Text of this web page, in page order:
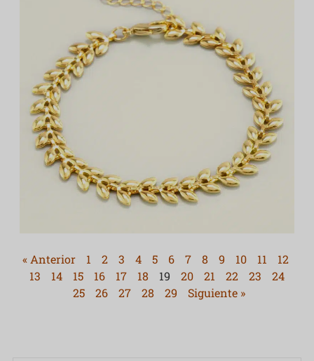
« Anterior 1 2 3 4 5 6 7 8 9 10 11
12
13
14 15 16 17 18 19 20 21 22 23
24
25
26 27 28 29 Siguiente »